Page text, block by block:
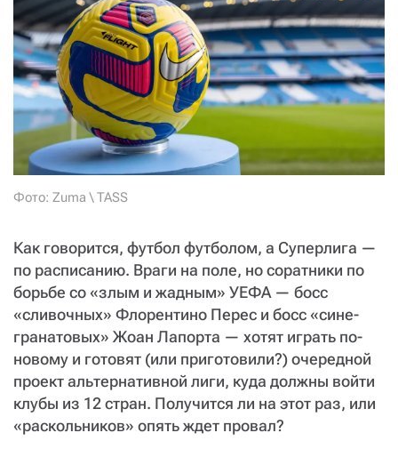
Фото: Zuma \ TASS
Как говорится, футбол футболом, а Суперлига —
по расписанию. Враги на поле, но соратники по
борьбе со «злым и жадным» УЕФА — босс
«сливочных» Флорентино Перес и босс «сине-
гранатовых» Жоан Лапорта — хотят играть по-
новому и готовят (или приготовили?) очередной
проект альтернативной лиги, куда должны войти
клубы из 12 стран. Получится ли на этот раз, или
«раскольников» опять ждет провал?
Нажимая кнопку «Стать соучастником»,
я принимаю
условия и подтверждаю свое гражданство РФ
СТАТЬ СОУЧАСТНИКОМ
ПОДЕЛИТЬСЯ С ДРУЗЬЯМИ
Если у вас есть вопросы, пишите donate@novayagazeta.ruили
звоните:
+7 (929) 612-03-68